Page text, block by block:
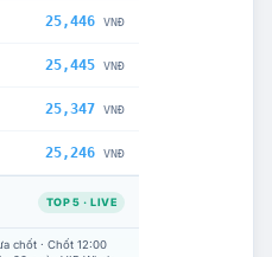
25,446 VNĐ
25,445 VNĐ
25,347 VNĐ
25,246 VNĐ
TOP 5 · LIVE
chốt · Chốt 12:00